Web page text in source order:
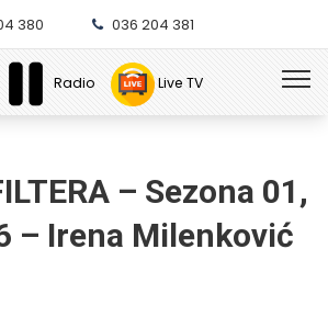
380 036 204 381
Radio Live TV
– Sezona 01,
– Irena Milenković